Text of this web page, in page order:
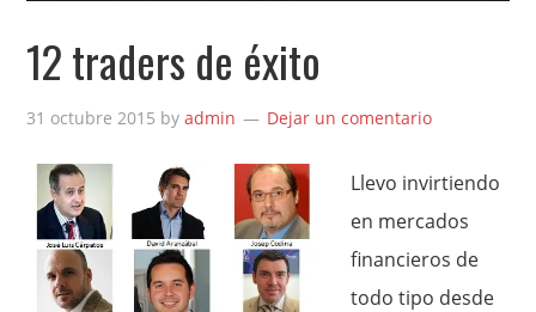
12 traders de éxito
31 octubre 2015 byadmin Dejar un comentario
Llevo invirtiendo
en mercados
financieros de
todo tipo desde